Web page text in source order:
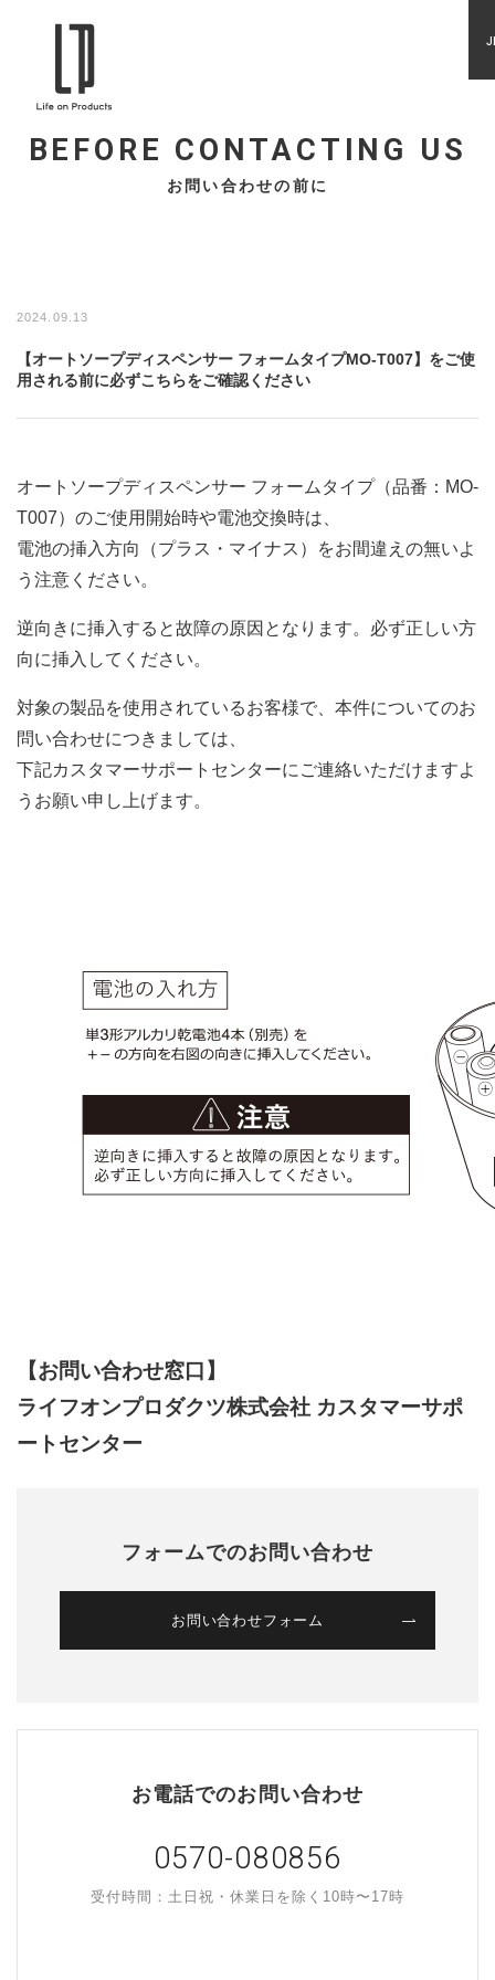
BEFORE CONTACTING US
お問い合わせの前に
2024.09.13
【オートソープディスペンサー フォームタイプMO-T007】をご使
用される前に必ずこちらをご確認ください
オートソープディスペンサー フォームタイプ（品番：MO-
T007）のご使用開始時や電池交換時は、
電池の挿入方向（プラス・マイナス）をお間違えの無いよ
う注意ください。
逆向きに挿入すると故障の原因となります。必ず正しい方
向に挿入してください。
対象の製品を使用されているお客様で、本件についてのお
問い合わせにつきましては、
下記カスタマーサポートセンターにご連絡いただけますよ
うお願い申し上げます。
【お問い合わせ窓口】
ライフオンプロダクツ株式会社 カスタマーサポ
ートセンター
フォームでのお問い合わせ
お問い合わせフォーム
お電話でのお問い合わせ
0570-080856
受付時間：土日祝・休業日を除く10時〜17時